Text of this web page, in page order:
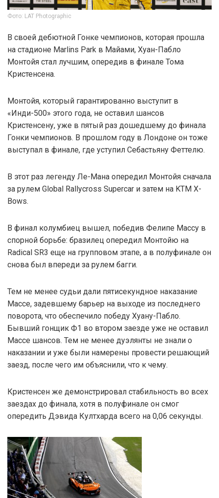
Фото: LAT Photographic
В своей дебютной Гонке чемпионов, которая прошла
на стадионе Marlins Park в Майами, Хуан-Пабло
Монтойя стал лучшим, опередив в финале Тома
Кристенсена.
Монтойя, который гарантированно выступит в
«Инди-500» этого года, не оставил шансов
Кристенсену, уже в пятый раз дошедшему до финала
Гонки чемпионов. В прошлом году в Лондоне он тоже
выступал в финале, где уступил Себастьяну Феттелю.
В этот раз легенду Ле-Мана опередил Монтойя сначала
за рулем Global Rallycross Supercar и затем на KTM X-
Bows.
В финал колумбиец вышел, победив Фелипе Массу в
спорной борьбе: бразилец опередил Монтойю на
Radical SR3 еще на групповом этапе, а в полуфинале он
снова был впереди за рулем багги.
Тем не менее судьи дали пятисекундное наказание
Массе, задевшему барьер на выходе из последнего
поворота, что обеспечило победу Хуану-Пабло.
Бывший гонщик Ф1 во втором заезде уже не оставил
Массе шансов. Тем не менее дуэлянты не знали о
наказании и уже были намерены провести решающий
заезд, после чего им объяснили, что к чему.
Кристенсен же демонстрировал стабильность во всех
заездах до финала, хотя в полуфинале он смог
опередить Дэвида Култхарда всего на 0,06 секунды.